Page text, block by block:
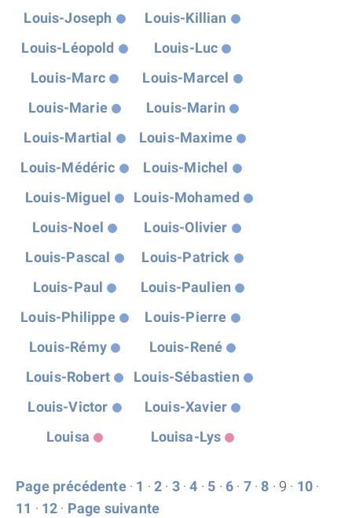
Louis-Joseph
Louis-Killian
Louis-Léopold
Louis-Luc
Louis-Marc
Louis-Marcel
Louis-Marie
Louis-Marin
Louis-Martial
Louis-Maxime
Louis-Médéric
Louis-Michel
Louis-Miguel
Louis-Mohamed
Louis-Noel
Louis-Olivier
Louis-Pascal
Louis-Patrick
Louis-Paul
Louis-Paulien
Louis-Philippe
Louis-Pierre
Louis-Rémy
Louis-René
Louis-Robert
Louis-Sébastien
Louis-Victor
Louis-Xavier
Louisa
Louisa-Lys
Page précédente· 1 · 2 · 3·4 · 5 · 6 · 7· 8 · 9 · 10 ·
11 · 12 · Page suivante